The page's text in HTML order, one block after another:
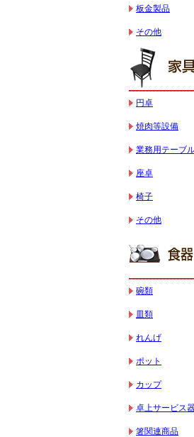
板金製品
その他
円卓
焼肉等設備
業務用テーブ
座卓
椅子
その他
碗類
皿類
れんげ
ポット
カップ
卓上サービス
箸関連商品